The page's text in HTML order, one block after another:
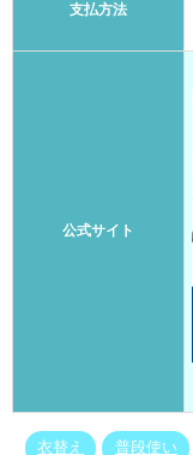
支払方法
公式サイト
衣替え 普段使い